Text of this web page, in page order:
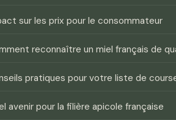
sur les prix pour le consommateur
reconnaître un miel français de
pratiques pour votre liste de
avenir pour la filière apicole française